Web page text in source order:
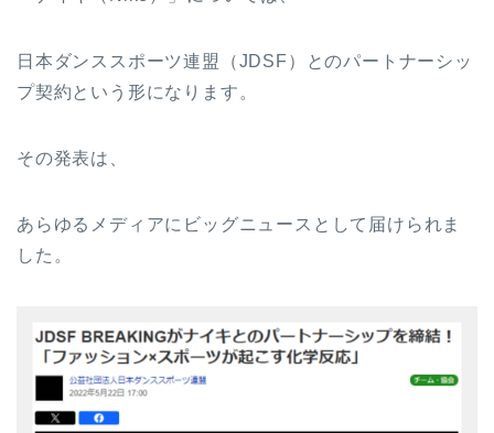
日本ダンススポーツ連盟（JDSF）とのパートナーシッ
プ契約という形になります。
その発表は、
あらゆるメディアにビッグニュースとして届けられま
した。